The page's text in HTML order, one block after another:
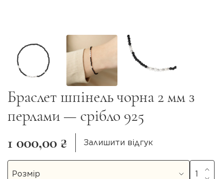
Браслет шпінель чорна 2 мм з
перлами — срібло 925
1 000,00 ₴
Залишити відгук